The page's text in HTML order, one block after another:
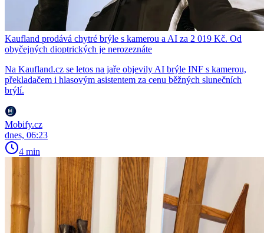
Kaufland prodává chytré brýle s kamerou a AI za 2 019 Kč. Od
obyčejných dioptrických je nerozeznáte
Na Kaufland.cz se letos na jaře objevily AI brýle INF s kamerou,
překladačem i hlasovým asistentem za cenu běžných slunečních
brýlí.
Mobify.cz
dnes, 06:23
4 min